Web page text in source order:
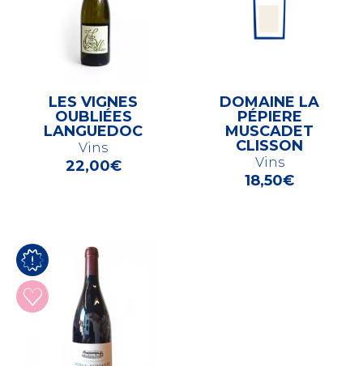
LES VIGNES
OUBLIÉES
LANGUEDOC
Vins
22,00€
DOMAINE LA
PÉPIERE
MUSCADET
CLISSON
Vins
18,50€